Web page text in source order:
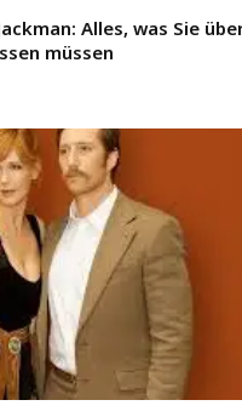
Alles, was Sie
müssen